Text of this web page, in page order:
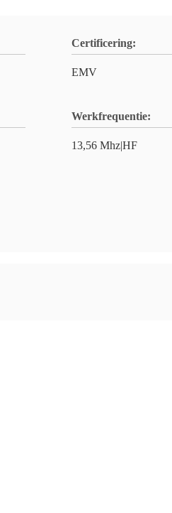
Certificering:
EMV
Werkfrequentie:
13,56 Mhz|HF